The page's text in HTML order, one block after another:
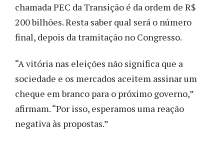
chamada PEC da Transição é da ordem de R$
200 bilhões. Resta saber qual será o número
final, depois da tramitação no Congresso.
“A vitória nas eleições não significa que a
sociedade e os mercados aceitem assinar um
cheque em branco para o próximo governo,”
afirmam. “Por isso, esperamos uma reação
negativa às propostas.”